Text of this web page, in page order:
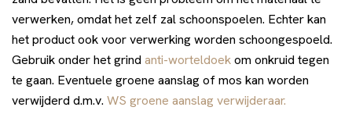
verwerken, omdat het zelf zal schoonspoelen. Echter kan
het product ook voor verwerking worden schoongespoeld.
Gebruik onder het grind anti-worteldoekom onkruid tegen
te gaan. Eventuele groene aanslag of mos kan worden
verwijderd d.m.v. WS groene aanslag verwijderaar.